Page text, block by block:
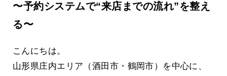
〜予約システムで“来店までの流れ”を整え
る〜
こんにちは。
山形県庄内エリア（酒田市・鶴岡市）を中心に、